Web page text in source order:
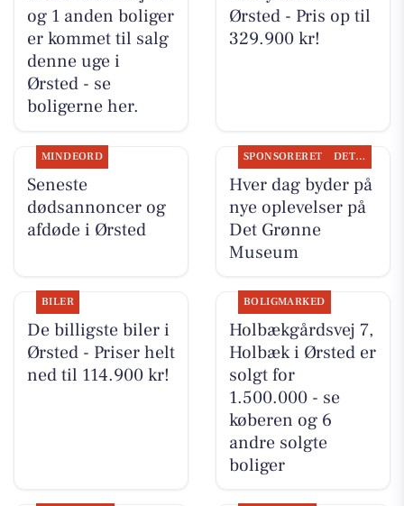
og 1 anden boliger
er kommet til salg
denne uge i
Ørsted - se
boligerne her.
Ørsted - Pris op til
329.900 kr!
MINDEORD
Seneste
dødsannoncer og
afdøde i Ørsted
SPONSORERET DET SKER
Hver dag byder på
nye oplevelser på
Det Grønne
Museum
BILER
De billigste biler i
Ørsted - Priser helt
ned til 114.900 kr!
BOLIGMARKED
Holbækgårdsvej 7,
Holbæk i Ørsted er
solgt for
1.500.000 - se
køberen og 6
andre solgte
boliger